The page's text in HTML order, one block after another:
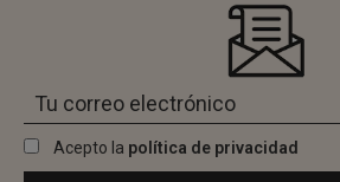
Acepto la política de privacidad